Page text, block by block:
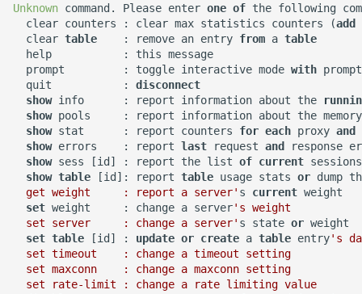
如何设置 Tomcat容器JVM内
存？
如何自定义 Nodejs 镜像？
如何创建 Nodejs 容器？
Docker image 命令
Docker 镜像体积问题
如何自定义 phpmyadmin 镜
像？
如何设置 supervisor 管理的
Nodejs 使用国内 NPM镜像
Nodejs 包管理器 NPM
mpstat 命令
jar 命令
sed 命令
测试 php7
diff 与 patch 命令
Kubernetes 实战-机密数据
Kubernetes 实战-数据卷
Kubernetes 实战-PV与PVC
Kubernetes 之搭建NFS服务
Kubernetes 好伙伴 Rancher
2.x
通过 Ingress 访问K8S内部应
转 PDF任务？
如何将 Django数据库 从
Sqlite3 迁移到 Mysql？
如何在循环中遍历 Python对
象的属性？
如何在 Markdown 中使用
HTML 代码?
如何在 Django 中对上传的图
片重命名？
如何为 Django 应用创建缩略
XenServer 设置虚拟机网络带
XenServer 设置虚拟机开机启
XenServer 图形方式安装
Linux
Windows Hyper-V 虚拟机未
知设备VMBUS
XenServer 无存储迁移
Nginx 配置泛域名
NFS故障对Nginx服务器的影
Nginx 拒绝IP访问
Nginx 列出目录中文件
Nginx HA(Keepalived)
Nginx alias指令
Nginx 持续连接超时时间
Mysql容器设置sql_mode模
Mysql 从文本文件导入数据
常用 mongo 命令
MySQL Found invalid event
in binary log
Mysql min与max函数
使用xtrabackup恢复rds备份
数据
Remmina 共享文件夹
Ubuntu Grub2没有Windows
引导菜单
Ubuntu 查看内存硬件信息
Ubuntu 下载工具 uget
Ubuntu 提示boot分区空间不
Ubuntu 移除cnnic证书
Ubuntu 光盘制作成ISO文件
interface
使用 wireshark 对比 https
与 http 协议
Cisco 交换机不能配置trunk
模式
iperf 测试网络带宽
VRRP协议与防火墙
Packets Per Second (PPS)
二进制千比特每秒 - Kibps
failed:501
用Harbor实现容器镜像仓库
的管理和运维
Git 分布式版本控制系统
git-shell 禁止git用户登陆系
Sysbench IO基准测试
Rsync 删除海量文件测试
简单RAID磁盘阵列测试
Linux 系统下的磁盘工具
hdparm
AS SSD Benchmark
PCIe SSD磁盘
Linux 配置iSCSI服务器
Windows 2003 配置ASP环
Windows systeminfo 命令
使用 Recuva 恢复误删除文件
Windows 配置 SNMP
Windows NAT路由和远程访
Windows 设置帐户锁定策略
禁止暴力破解
Chrome 浏览器 Cookies 插
Docker漏洞获取宿主机 root
权限
Docker 远程执行命令漏洞
XSS跨站攻击示例
ImageMagick 注入漏洞
CVE-2016-3714
Markdown 基本语法
Unknown command. Please enter one of the following
  clear counters : clear max statistics counters (
add
  clear
table
    : remove an entry
from a table
  help           : this message
  prompt         : toggle interactive mode
with prompt
  quit           :
disconnect
show info      : report information about the
show pools     : report information about the memory
show stat      : report counters for each proxy and
show errors    : report last request and
response
show sess [id] : report the list of current
show table [id]: report table usage stats or dump
  get weight     : report a server'
s current weight
set weight     : change a server's weight
  set server     : change a server'
s state or weight
set table [id] : update or create a table entry's
  set timeout    : change a timeout setting
  set maxconn    : change a maxconn setting
  set rate-limit : change a rate limiting value